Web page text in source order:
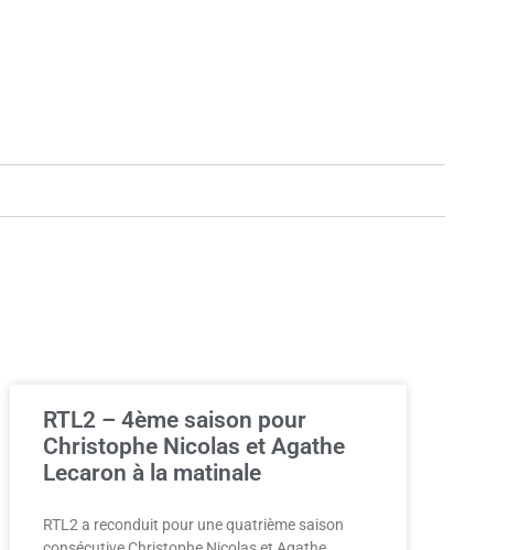
RTL2 – 4ème saison pour
Christophe Nicolas et Agathe
Lecaron à la matinale
RTL2 a reconduit pour une quatrième saison